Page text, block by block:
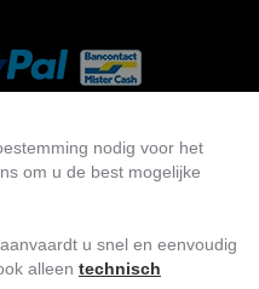
nodig voor het
om u de best mogelijke
u snel en eenvoudig
alleen technisch